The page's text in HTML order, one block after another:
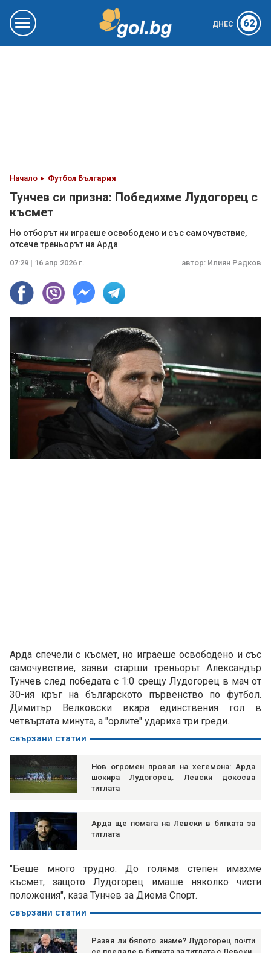
ДНЕС 62
Начало Футбол България
Тунчев си призна: Победихме Лудогорец с
късмет
Но отборът ни играеше освободено и със самочувствие,
отсече треньорът на Арда
07:29 | 16 апр 2026 г. автор: Илиян Радков
Арда спечели с късмет, но играеше освободено и със
самочувствие, заяви старши треньорът Александър
Тунчев след победата с 1:0 срещу Лудогорец в мач от
30-ия кръг на българското първенство по футбол.
Димитър Велковски вкара единствения гол в
четвъртата минута, а "орлите" удариха три греди.
свързани статии
Нов огромен провал на хегемона: Арда
шокира Лудогорец. Левски докосва
титлата
Арда ще помага на Левски в битката за
титлата
"Беше много трудно. До голяма степен имахме
късмет, защото Лудогорец имаше няколко чисти
положения", каза Тунчев за Диема Спорт.
свързани статии
Развя ли бялото знаме? Лудогорец почти